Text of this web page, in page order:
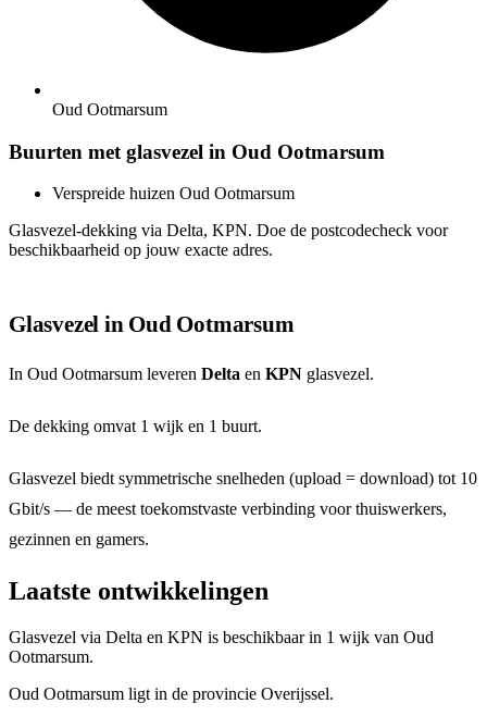
Oud Ootmarsum
Buurten met glasvezel in Oud Ootmarsum
Verspreide huizen Oud Ootmarsum
Glasvezel-dekking via Delta, KPN. Doe de postcodecheck voor
beschikbaarheid op jouw exacte adres.
Glasvezel in Oud Ootmarsum
In Oud Ootmarsum leveren Delta en KPN glasvezel.
De dekking omvat 1 wijk en 1 buurt.
Glasvezel biedt symmetrische snelheden (upload = download) tot 10
Gbit/s — de meest toekomstvaste verbinding voor thuiswerkers,
gezinnen en gamers.
Laatste ontwikkelingen
Glasvezel via Delta en KPN is beschikbaar in 1 wijk van Oud
Ootmarsum.
Oud Ootmarsum ligt in de provincie Overijssel.